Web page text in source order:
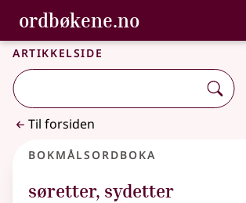
Gå til hovedinnhold
Tilgjengelighet
ordbøkene.no,
Bokmålsordboka og Nynorskordboka
Artikkelside
Til forsiden
Bokmålsordboka
søretter, sydetter